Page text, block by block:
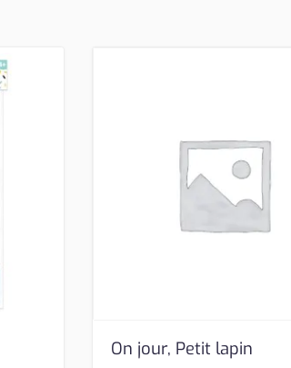
On jour, Petit lapin